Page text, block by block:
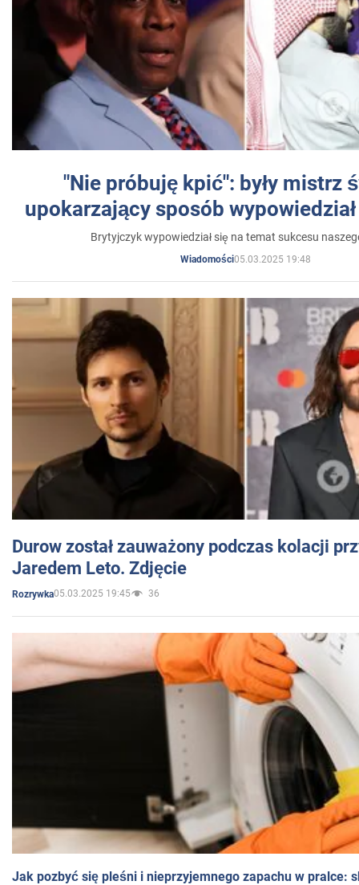
"Nie próbuję kpić": były mistrz
upokarzający sposób
Brytyjczyk wypowiedział się na temat sukcesu
Wiadomości05.03.2025 19:48
Durow został zauważony podczas kolacji
Jaredem Leto. Zdjęcie
Rozrywka05.03.2025 19:45 36
Jak pozbyć się pleśni i nieprzyjemnego zapachu w pralce: